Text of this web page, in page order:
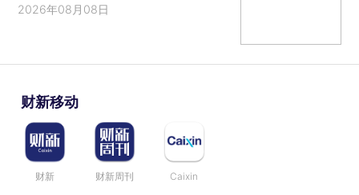
2026年08月08日
财新移动
财新 财新周刊 Caixin